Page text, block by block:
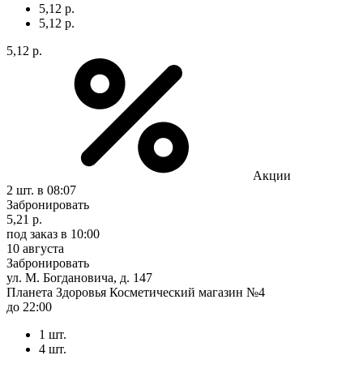
5,12 р.
5,12 р.
5,12 р.
Акции
2 шт. в 08:07
Забронировать
5,21 р.
под заказ в 10:00
10 августа
Забронировать
ул. М. Богдановича, д. 147
Планета Здоровья Косметический магазин №4
до 22:00
1 шт.
4 шт.